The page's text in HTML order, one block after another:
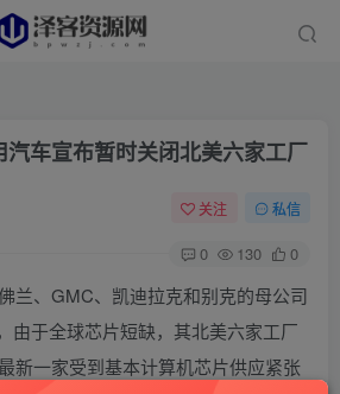
车宣布暂时关闭北美六家工厂
关注 私信
0 130 0
兰、GMC、凯迪拉克和别克的母公司
由于全球芯片短缺，其北美六家工厂
新一家受到基本计算机芯片供应紧张